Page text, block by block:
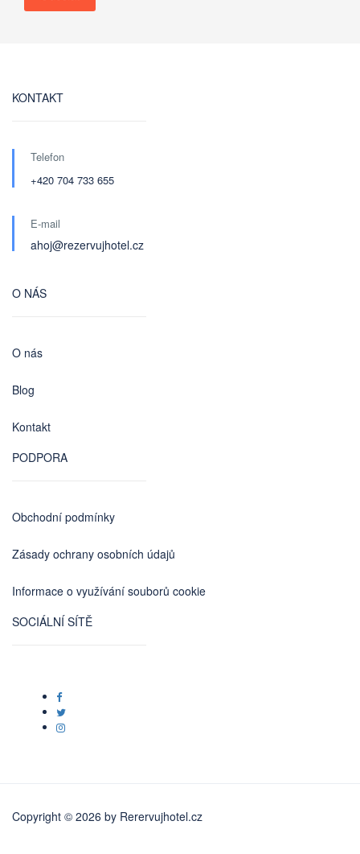
KONTAKT
Telefon
+420 704 733 655
E-mail
ahoj@rezervujhotel.cz
O NÁS
O nás
Blog
Kontakt
PODPORA
Obchodní podmínky
Zásady ochrany osobních údajů
Informace o využívání souborů cookie
SOCIÁLNÍ SÍTĚ
Copyright © 2026 by Rerervujhotel.cz